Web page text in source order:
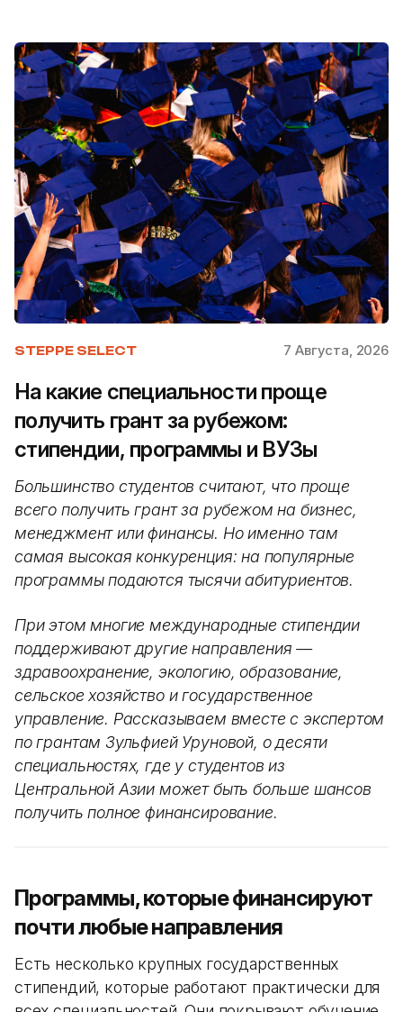
STEPPE SELECT 7 Августа, 2026
На какие специальности проще
получить грант за рубежом:
стипендии, программы и ВУЗы
Большинство студентов считают, что проще
всего получить грант за рубежом на бизнес,
менеджмент или финансы. Но именно там
самая высокая конкуренция: на популярные
программы подаются тысячи абитуриентов.
При этом многие международные стипендии
поддерживают другие направления —
здравоохранение, экологию, образование,
сельское хозяйство и государственное
управление. Рассказываем вместе с экспертом
по грантам Зульфией Уруновой, о десяти
специальностях, где у студентов из
Центральной Азии может быть больше шансов
получить полное финансирование.
Программы, которые финансируют
почти любые направления
Есть несколько крупных государственных
стипендий, которые работают практически для